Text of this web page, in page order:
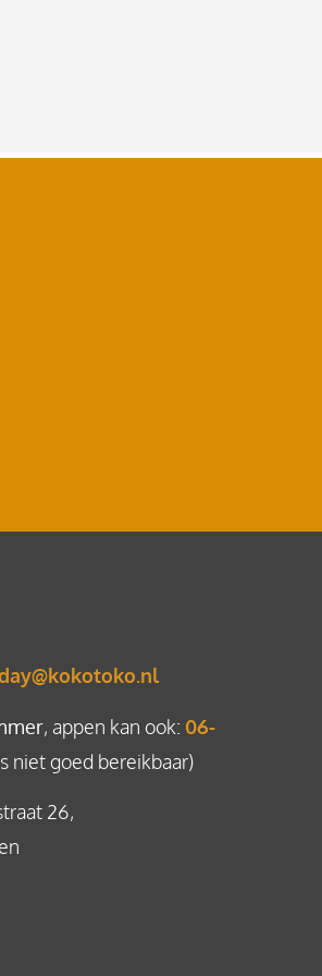
, appen kan ook: 06-
niet goed bereikbaar)
26,